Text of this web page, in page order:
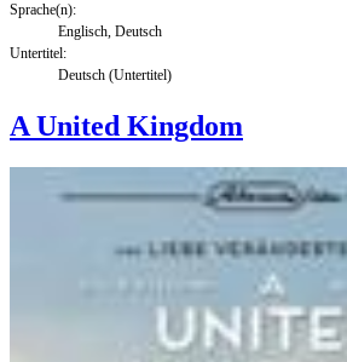
Sprache(n):
Englisch, Deutsch
Untertitel:
Deutsch (Untertitel)
A United Kingdom